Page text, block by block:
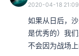
2020-04-18
如果从日后，
是优秀的）我
不会因为战场